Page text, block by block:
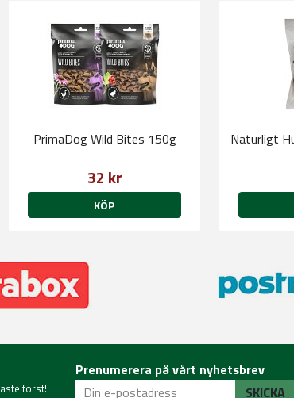
PrimaDog Wild Bites 150g
32 kr
KÖP
Naturligt
först!
Prenumerera på vårt nyhetsbrev
SKICKA